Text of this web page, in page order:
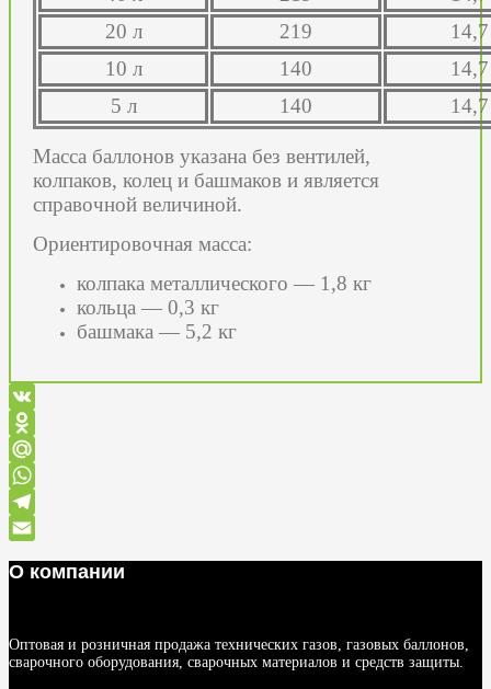
20 л
219
14,7
10 л
140
14,7
5 л
140 14,7
Масса баллонов указана без вентилей,
колпаков, колец и башмаков и является
справочной величиной.
Ориентировочная масса:
колпака металлического — 1,8 кг
кольца — 0,3 кг
башмака — 5,2 кг
VK
Odnoklassniki
Mail.Ru
WhatsApp
Telegram
О компании
Оптовая и розничная продажа технических газов, газовых баллонов,
сварочного оборудования, сварочных материалов и средств защиты.